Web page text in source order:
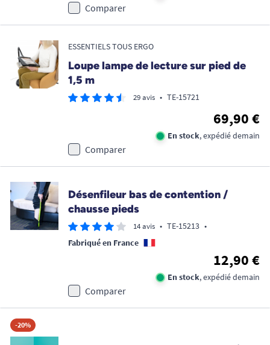
Comparer
ESSENTIELS TOUS ERGO
Loupe lampe de lecture sur pied de
1,5 m
29 avis • TE-15721
69,90 €
En stock, expédié demain
Comparer
Désenfileur bas de contention /
chausse pieds
14 avis • TE-15213 •
Fabriqué en France
12,90 €
En stock, expédié demain
Comparer
-20%